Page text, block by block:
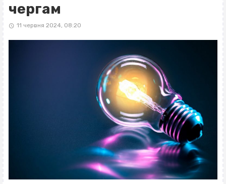
чергам
11 червня 2024, 08:20